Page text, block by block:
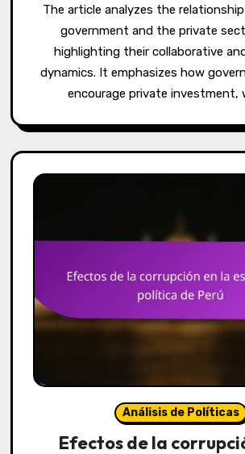
The article analyzes the relationship between the
government and the private
highlighting their collaborative
dynamics. It emphasizes how
encourage private investment,
Análisis de Políticas
Efectos de la